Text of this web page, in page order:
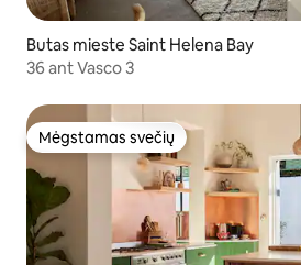
Butas mieste Saint Helena Bay
36 ant Vasco 3
Mėgstamas svečių
Mėgstamas svečių